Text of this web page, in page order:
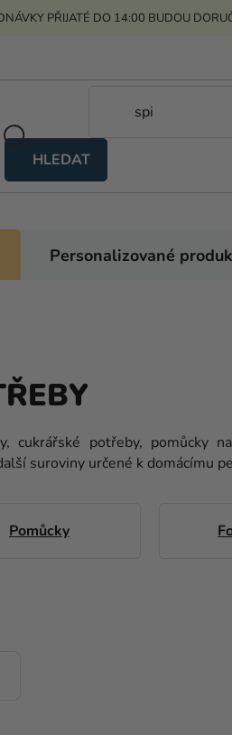
PŘIJATÉ DO 14:00 BUDOU
HLEDAT
Personalizované
cukrářské potřeby, pomůcky
suroviny určené k domácímu
Pomůcky